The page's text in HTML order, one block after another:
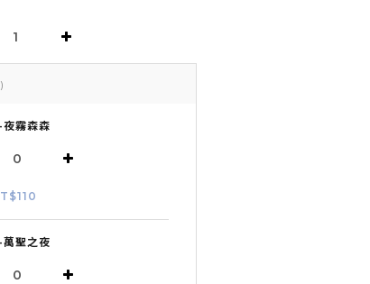
霧森森
聖之夜